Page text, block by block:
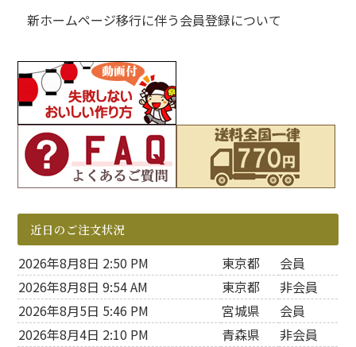
新ホームページ移行に伴う会員登録について
近日のご注文状況
2026年8月8日 2:50 PM 東京都
会員
2026年8月8日 9:54 AM
東京都
非会員
2026年8月5日 5:46 PM
宮城県
会員
2026年8月4日 2:10 PM
青森県
非会員